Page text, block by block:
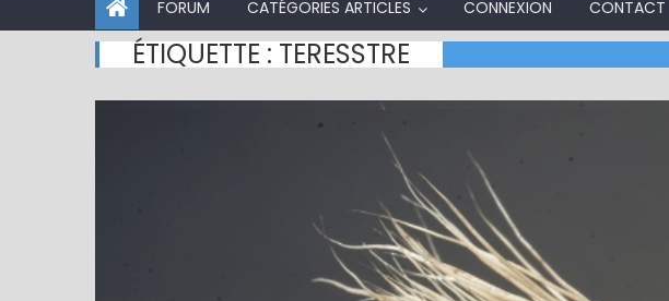
FORUM CATÉGORIES ARTICLES CONNEXION CONTACT
ÉTIQUETTE :TERESSTRE